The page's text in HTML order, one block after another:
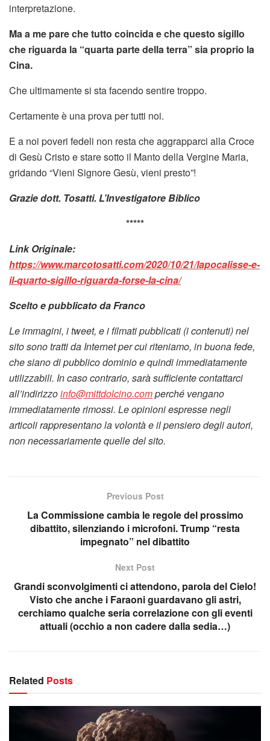
interpretazione.
Ma a me pare che tutto coincida e che questo sigillo
che riguarda la “quarta parte della terra” sia proprio la
Cina.
Che ultimamente si sta facendo sentire troppo.
Certamente è una prova per tutti noi.
E a noi poveri fedeli non resta che aggrapparci alla Croce
di Gesù Cristo e stare sotto il Manto della Vergine Maria,
gridando “Vieni Signore Gesù, vieni presto”!
Grazie dott. Tosatti. L’Investigatore Biblico
*****
Link Originale:
https://www.marcotosatti.com/2020/10/21/lapocalisse-e-
il-quarto-sigillo-riguarda-forse-la-cina/
Scelto e pubblicato da Franco
Le immagini, i tweet, e i filmati pubblicati (i contenuti) nel
sito sono tratti da Internet per cui riteniamo, in buona fede,
che siano di pubblico dominio e quindi immediatamente
utilizzabili. In caso contrario, sarà sufficiente contattarci
all’indirizzoinfo@mittdolcino.comperché vengano
immediatamente rimossi. Le opinioni espresse negli
articoli rappresentano la volontà e il pensiero degli autori,
non necessariamente quelle del sito.
Previous Post
La Commissione cambia le regole del prossimo
dibattito, silenziando i microfoni. Trump “resta
impegnato” nel dibattito
Next Post
Grandi sconvolgimenti ci attendono, parola del Cielo!
Visto che anche i Faraoni guardavano gli astri,
cerchiamo qualche seria correlazione con gli eventi
attuali (occhio a non cadere dalla sedia…)
Related Posts